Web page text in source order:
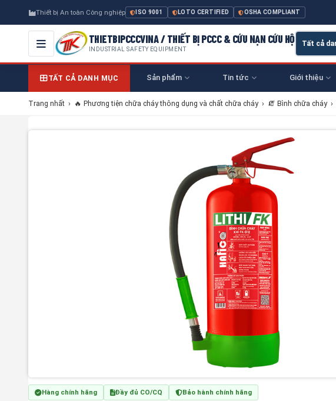
Thiết bị An toàn Công nghiệp ISO 9001 LOTO CERTIFIED OSHA COMPLIANT
THIETBIPCCCVINA / THIẾT BỊ PCCC & CỨU NẠN CỨU HỘ
INDUSTRIAL SAFETY EQUIPMENT
TẤT CẢ DANH MỤC Sản phẩm Tin tức Giới thiệu
Trang nhất › 🔥 Phương tiện chữa cháy thông dụng và chất chữa cháy › 🧯 Bình chữa cháy ›
Hàng chính hãng Đầy đủ CO/CQ Bảo hành chính hãng